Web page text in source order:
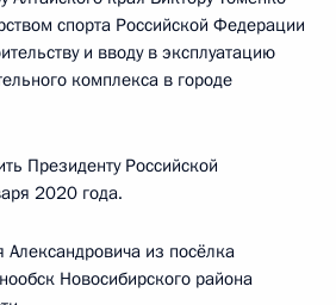
спорта Российской Федерации
и вводу в эксплуатацию
комплекса в городе
Президенту Российской
2020 года.
из посёлка
Новосибирского района